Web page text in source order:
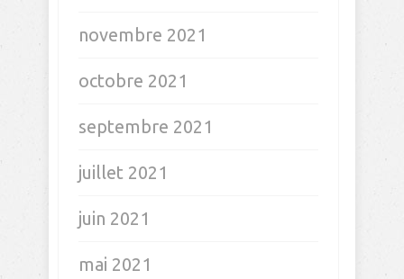
novembre 2021
octobre 2021
septembre 2021
juillet 2021
juin 2021
mai 2021